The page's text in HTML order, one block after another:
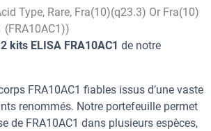
Type, Rare, Fra(10)(q23.3) Or Fra(10)
(FRA10AC1))
2 kits ELISA FRA10AC1 de notre
FRA10AC1 fiables issus d’une vaste
renommés. Notre portefeuille permet
de FRA10AC1 dans plusieurs espèces,